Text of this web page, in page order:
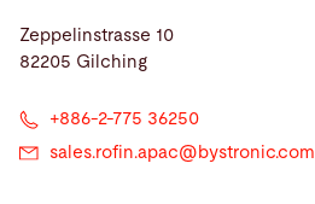
Zeppelinstrasse 10
82205 Gilching
+886-2-775 36250
sales.rofin.apac@ bystronic.com